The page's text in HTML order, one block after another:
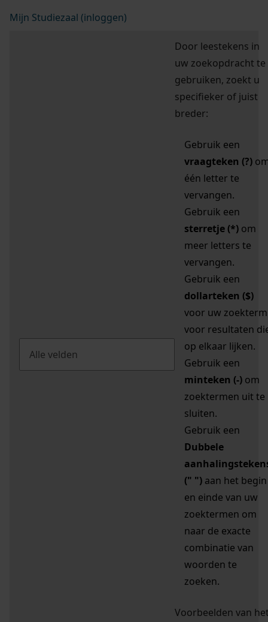
Mijn Studiezaal (inloggen)
Door leestekens in
uw zoekopdracht te
gebruiken, zoekt u
specifieker of juist
breder:
Gebruik een
vraagteken (?)
één letter te
vervangen.
Gebruik een
sterretje (*) om
meer letters te
vervangen.
Gebruik een
dollarteken ($)
voor uw zoekterm
voor resultaten
op elkaar lijken.
Gebruik een
minteken (-) om
zoektermen uit te
sluiten.
Gebruik een
Dubbele
(" ") aan het begin
en einde van uw
zoektermen om
naar de exacte
combinatie van
woorden te
zoeken.
Voorbeelden van